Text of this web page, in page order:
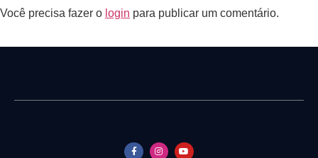
Você precisa fazer o login para publicar um comentário.